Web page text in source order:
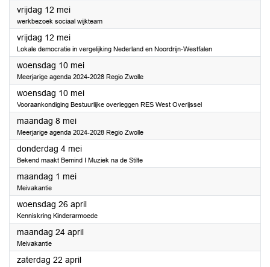
vrijdag 12 mei2023
werkbezoek sociaal wijkteam
vrijdag 12 mei2023
Lokale democratie in vergelijking Nederland en Noordrijn-Westfalen
woensdag 10 mei2023
Meerjarige agenda 2024-2028 Regio Zwolle
woensdag 10 mei2023
Vooraankondiging Bestuurlijke overleggen RES West Overijssel
maandag 8 mei2023
Meerjarige agenda 2024-2028 Regio Zwolle
donderdag 4 mei2023
Bekend maakt Bemind I Muziek na de Stilte
maandag 1 mei2023
Meivakantie
woensdag 26 april2023
Kenniskring Kinderarmoede
maandag 24 april2023
Meivakantie
zaterdag 22 april2023